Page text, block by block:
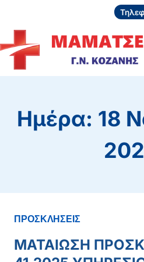
content
Ημέρα: 18
ΠΡΟΣΚΛΗΣΕΙΣ
ΜΑΤΑΙΩΣΗ